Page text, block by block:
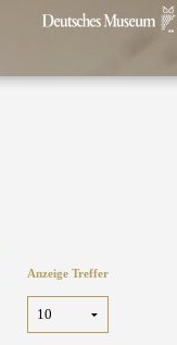
Anzeige Treffer